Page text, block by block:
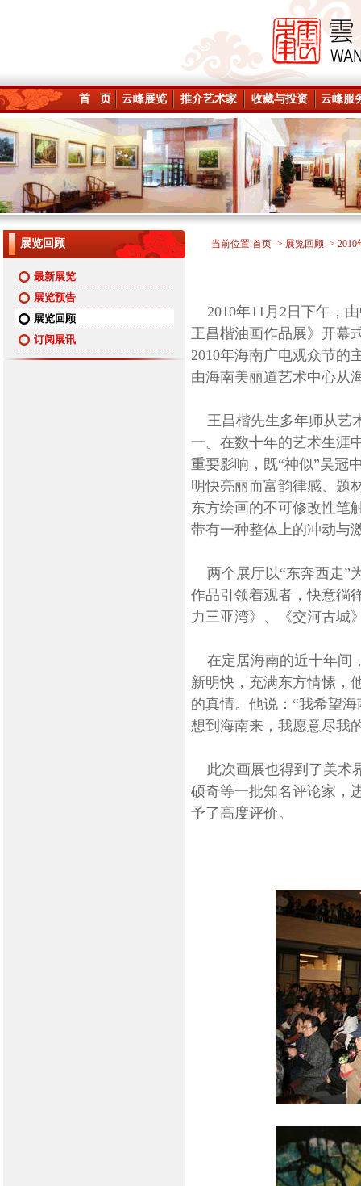
首 页 云峰展览 推介艺术家 收藏与投资 云峰服
展览回顾
最新展览
展览预告
展览回顾
订阅展讯
当前位置:首页-> 展览回顾-> 2010
2010年11月2日下午，
王昌楷油画作品展》开幕
2010年海南广电观众节的
由海南美丽道艺术中心从
王昌楷先生多年师从艺
一。在数十年的艺术生涯
重要影响，既“神似”吴冠
明快亮丽而富韵律感、题
东方绘画的不可修改性笔
带有一种整体上的冲动与
两个展厅以“东奔西走”
作品引领着观者，快意徜
力三亚湾》、《交河古城
在定居海南的近十年间
新明快，充满东方情愫，
的真情。他说：“我希望
想到海南来，我愿意尽我
此次画展也得到了美术
硕奇等一批知名评论家，
予了高度评价。